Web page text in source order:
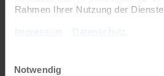
Rahmen Ihrer Nutzung der
Impressum Datenschutz
Notwendig
Tourenrad Damen
Das 21-Gang Tourenrad mit